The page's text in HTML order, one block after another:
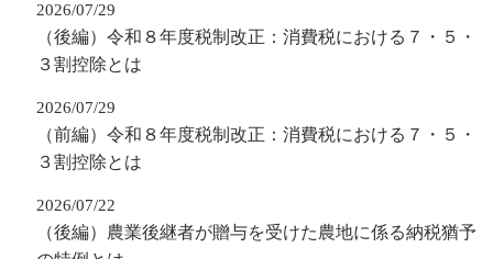
2026/07/29
（後編）令和８年度税制改正：消費税における７・５・
３割控除とは
2026/07/29
（前編）令和８年度税制改正：消費税における７・５・
３割控除とは
2026/07/22
（後編）農業後継者が贈与を受けた農地に係る納税猶予